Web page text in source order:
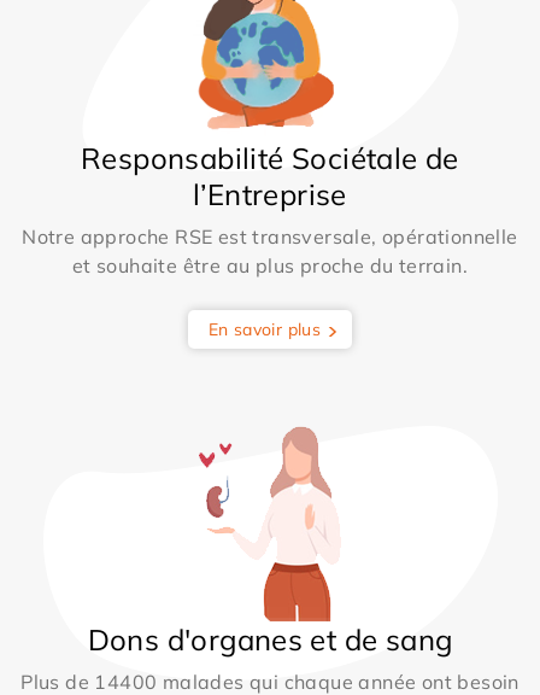
Responsabilité Sociétale de
l’Entreprise
Notre approche RSE est transversale, opérationnelle
et souhaite être au plus proche du terrain.
En savoir plus
Dons d'organes et de sang
Plus de 14400 malades qui chaque année ont besoin